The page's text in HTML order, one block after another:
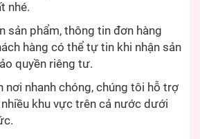
nhé.
sản phẩm, thông tin đơn hàng
hàng có thể tự tin khi nhận sản
quyền riêng tư.
nơi nhanh chóng, chúng tôi hỗ trợ
khu vực trên cả nước dưới